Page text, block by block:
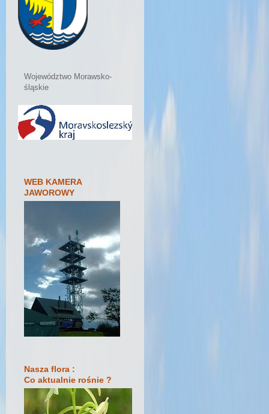
Województwo Morawsko-
śląskie
WEB KAMERA
JAWOROWY
Nasza flora :
Co aktualnie rośnie ?